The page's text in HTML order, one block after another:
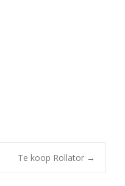
Te koop Rollator →